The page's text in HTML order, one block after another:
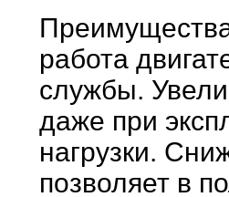
работа
службы.
даже при
нагрузки.
позволяет в